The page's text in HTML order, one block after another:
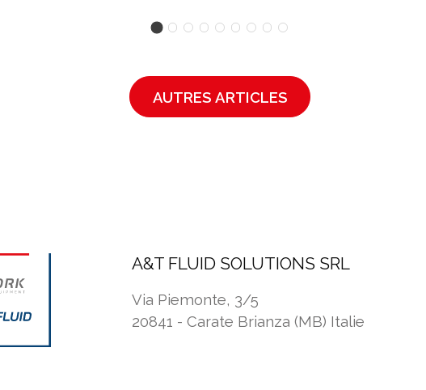
AUTRES ARTICLES
A&T FLUID SOLUTIONS SRL
Via Piemonte, 3/5
20841 - Carate Brianza (MB) Italie